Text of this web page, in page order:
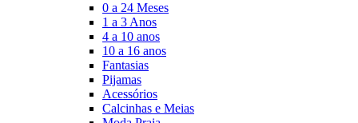
0 a 24 Meses
1 a 3 Anos
4 a 10 anos
10 a 16 anos
Fantasias
Pijamas
Acessórios
Calcinhas e Meias